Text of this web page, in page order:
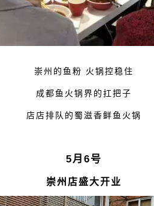
崇州的鱼粉 火锅控稳住
成都鱼火锅界的扛把子
店店排队的蜀滋香鲜鱼火锅
5月6号
崇州店盛大开业